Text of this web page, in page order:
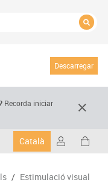
Descarregar
Recorda iniciar
Català
/ Estimulació visual